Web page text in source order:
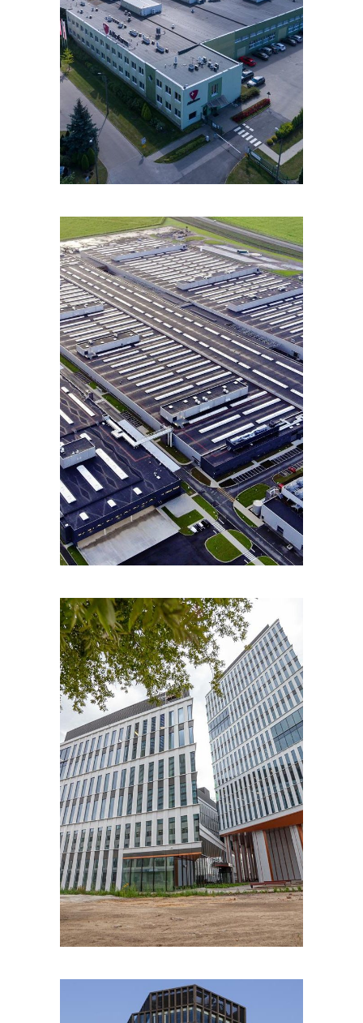
PORTFOLIOS
PORTFOLIOS
PORTFOLIOS